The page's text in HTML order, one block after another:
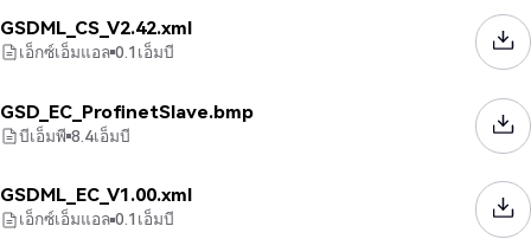
GSDML_CS_V2.42.xml
เอ็กซ์เอ็มแอล 0.1เอ็มบี
GSD_EC_ProfinetSlave.bmp
บีเอ็มพี 8.4เอ็มบี
GSDML_EC_V1.00.xml
เอ็กซ์เอ็มแอล 0.1เอ็มบี